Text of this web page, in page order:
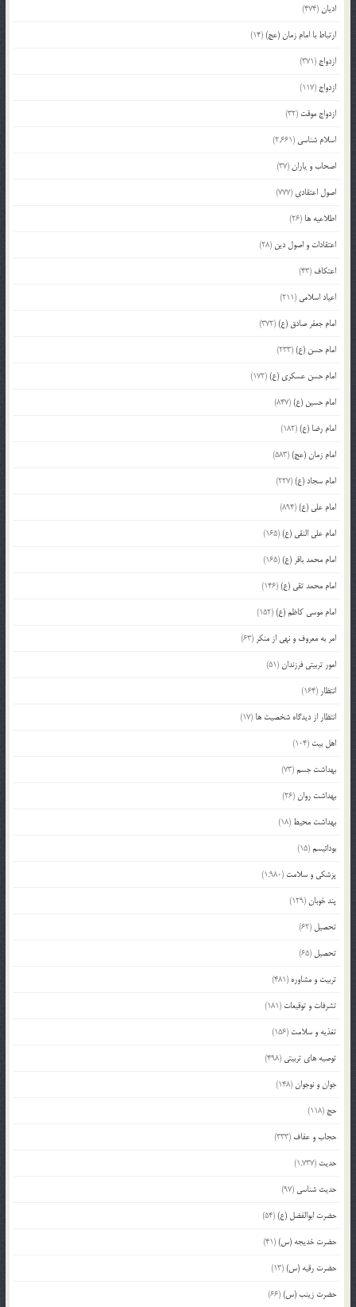
ادیان(474)
ارتباط با امام زمان (عج)(14)
ازدواج (371)
ازدواج (117)
ازدواج موقت (32)
اسلام شناسی (2,661)
اصحاب و یاران(37)
اصول اعتقادی (777)
اطلاعیه ها (26)
اعتقادات و اصول دین (28)
اعتکاف (43)
اعیاد اسلامی (211)
امام جعفر صادق (ع)(372)
امام حسن (ع)(233)
امام حسن عسکری (ع)(172)
امام حسین (ع)(847)
امام رضا (ع)(182)
امام زمان (عج)(583)
امام سجاد (ع)(227)
امام علی (ع)(894)
امام علی النقی (ع)(165)
امام محمد باقر (ع)(165)
امام محمد تقی (ع)(146)
امام موسی کاظم (ع)(152)
امر به معروف و نهی از منکر (63)
امور تربیتی فرزندان(51)
انتظار (164)
انتظار از دیدگاه شخصیت ها (17)
اهل بیت (104)
بهداشت جسم(73)
بهداشت روان(26)
بهداشت محیط (18)
بودائیسم(15)
پزشکی و سلامت (1,980)
پند خوبان(129)
تحصیل (62)
تحصیل (65)
تربیت و مشاوره (481)
تشرفات و توقیعات (181)
تغذیه و سلامت (156)
توصیه های تربیتی (498)
جوان و نوجوان(148)
حج (118)
حجاب و عفاف (333)
حدیث (1,737)
حدیث شناسی (97)
حضرت ابوالفضل (ع)(54)
حضرت خدیجه (س)(41)
حضرت رقیه (س)(13)
حضرت زینب (س)(66)